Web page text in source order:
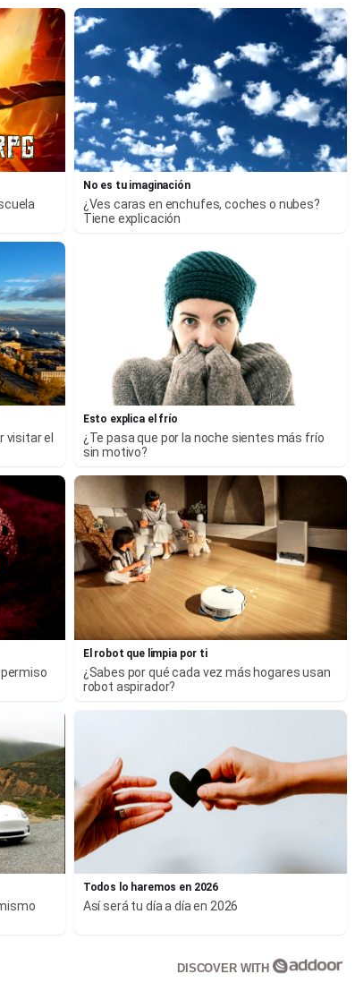
No es tu imaginación
¿Ves caras en enchufes, coches o nubes?
Tiene explicación
visitar el
Esto explica el frío
¿Te pasa que por la noche sientes más frío
sin motivo?
El robot que limpia por ti
¿Sabes por qué cada vez más hogares usan
robot aspirador?
Todos lo haremos en 2026
Así será tu día a día en 2026
DISCOVER WITH